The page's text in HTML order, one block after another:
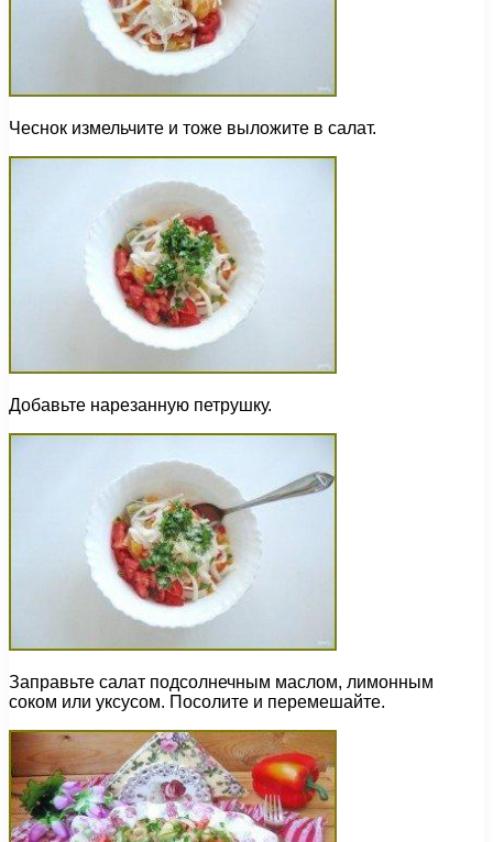
Чеснок измельчите и тоже выложите в салат.
Добавьте нарезанную петрушку.
Заправьте салат подсолнечным маслом, лимонным
соком или уксусом. Посолите и перемешайте.